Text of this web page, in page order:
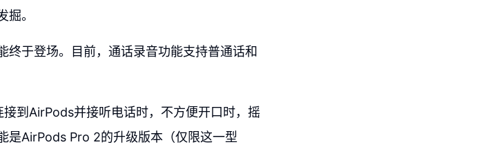
。
终于登场。目前，通话录音功能支持普通话和
到AirPods并接听电话时，不方便开口时，摇
是AirPods Pro 2的升级版本（仅限这一型